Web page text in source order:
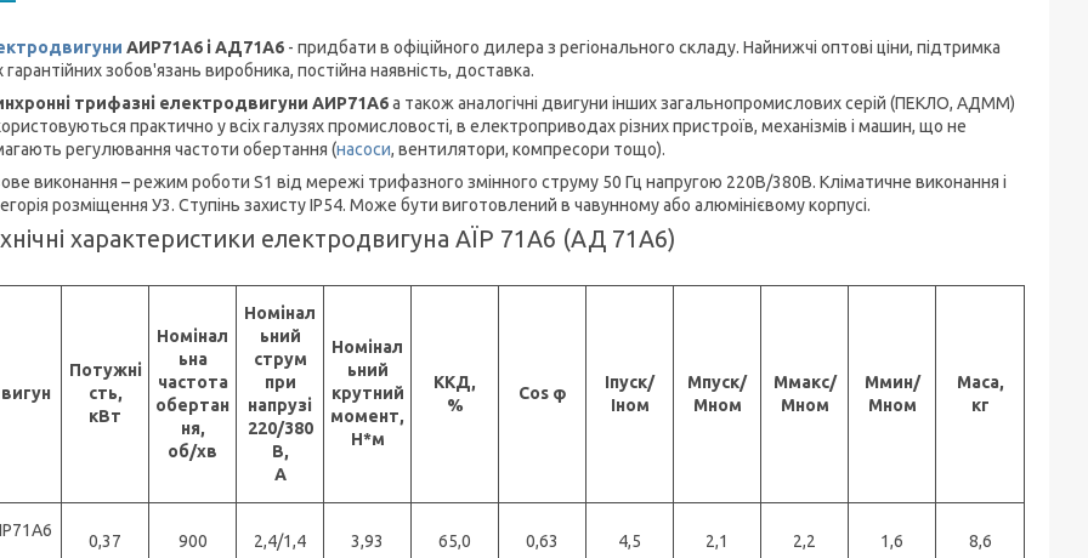
АИР71А6 і АД71А6 - придбати в офіційного дилера з регіонального складу. Найнижчі оптові ціни, підтримка
гарантійних зобов'язань виробника, постійна наявність, доставка.
трифазні електродвигуни АИР71А6а також аналогічні двигуни інших загальнопромислових серій (ПЕКЛО, АДММ)
практично у всіх галузях промисловості, в електроприводах різних пристроїв, механізмів і машин, що не
регулювання частоти обертання (насоси, вентилятори, компресори тощо).
виконання – режим роботи S1 від мережі трифазного змінного струму 50 Гц напругою 220В/380В. Кліматичне виконання і
розміщення У3. Ступінь захисту IP54. Може бути виготовлений в чавунному або алюмінієвому корпусі.
характеристики електродвигуна АЇР 71А6 (АД 71А6)
Потужні
сть,
кВт
Номінал
ьна
частота
обертан
ня,
об/хв
Номінал
ьний
струм
при
напрузі
220/380
В,
А
Номінал
ьний
крутний
момент,
Н*м
ККД,
%
Cos φ
Іпуск/
Іном
Мпуск/
Мном
Ммакс/
Мном
Ммин/
Мном
Маса,
кг
0,37 900 2,4/1,4 3,93 65,0 0,63 4,5 2,1 2,2 1,6 8,6